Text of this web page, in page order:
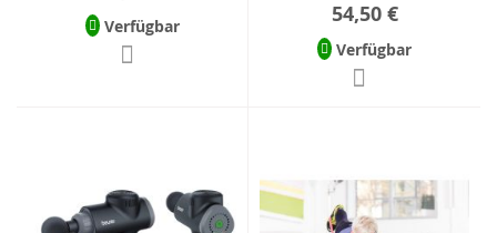
Verfügbar 54,50 €
Verfügbar